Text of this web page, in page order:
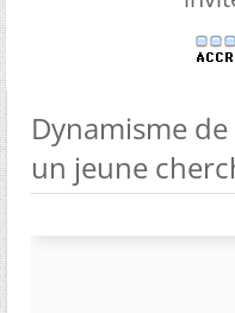
Dynamisme
un jeune